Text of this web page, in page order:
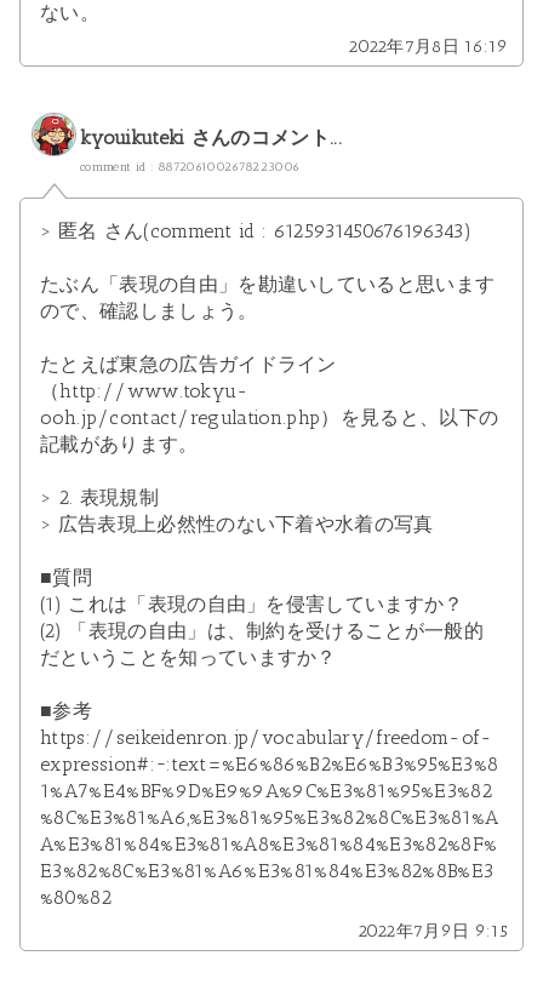
ない。
2022年7月8日 16:19
kyouikuteki さんのコメント...
comment id : 8872061002678223006
> 匿名 さん(comment id : 6125931450676196343)
たぶん「表現の自由」を勘違いしていると思います
ので、確認しましょう。
たとえば東急の広告ガイドライン
（http://www.tokyu-
ooh.jp/contact/regulation.php）
を見ると、以下の
記載があります。
> 2. 表現規制
> 広告表現上必然性のない下着や水着の写真
■質問
(1) これは「表現の自由」を侵害していますか？
(2) 「表現の自由」は、制約を受けることが一般的
だということを知っていますか？
■参考
https://seikeidenron.jp/vocabulary/freedom-of-
expression#:~:text=%E6%86%B2%E6%B3%95%E3%8
1%A7%E4%BF%9D%E9%9A%9C%E3%81%95%E3%82
%8C%E3%81%A6,%E3%81%95%E3%82%8C%E3%81%A
A%E3%81%84%E3%81%A8%E3%81%84%E3%82%8F%
E3%82%8C%E3%81%A6%E3%81%84%E3%82%8B%E3
%80%82
2022年7月9日 9:15